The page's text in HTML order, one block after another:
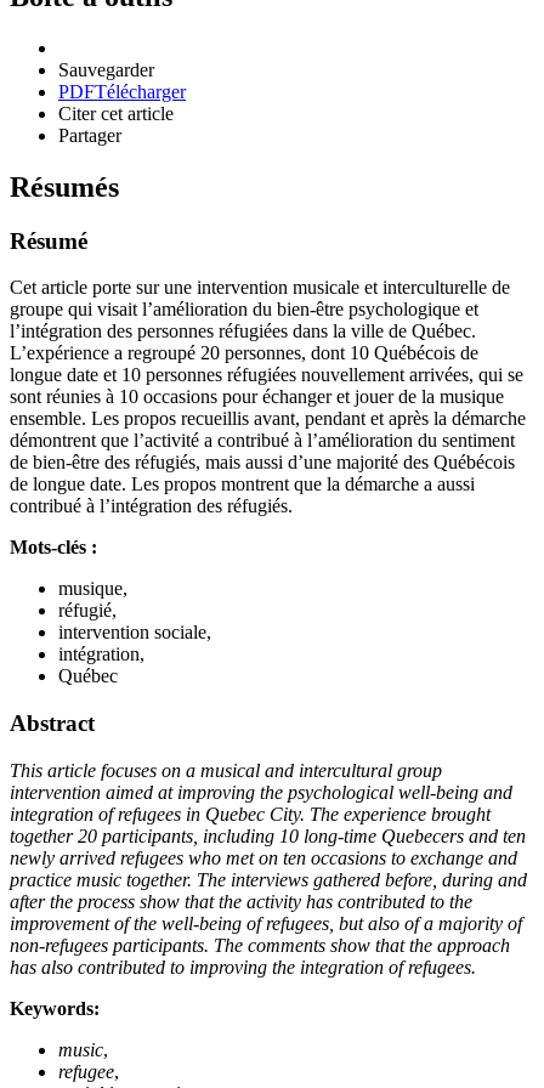
Sauvegarder
PDFTélécharger
Citer cet article
Partager
Résumés
Résumé
Cet article porte sur une intervention musicale et interculturelle de
groupe qui visait l’amélioration du bien-être psychologique et
l’intégration des personnes réfugiées dans la ville de Québec.
L’expérience a regroupé 20 personnes, dont 10 Québécois de
longue date et 10 personnes réfugiées nouvellement arrivées, qui se
sont réunies à 10 occasions pour échanger et jouer de la musique
ensemble. Les propos recueillis avant, pendant et après la démarche
démontrent que l’activité a contribué à l’amélioration du sentiment
de bien-être des réfugiés, mais aussi d’une majorité des Québécois
de longue date. Les propos montrent que la démarche a aussi
contribué à l’intégration des réfugiés.
Mots-clés :
musique,
réfugié,
intervention sociale,
intégration,
Québec
Abstract
This article focuses on a musical and intercultural group
intervention aimed at improving the psychological well-being and
integration of refugees in Quebec City. The experience brought
together 20 participants, including 10 long-time Quebecers and ten
newly arrived refugees who met on ten occasions to exchange and
practice music together. The interviews gathered before, during and
after the process show that the activity has contributed to the
improvement of the well-being of refugees, but also of a majority of
non-refugees participants. The comments show that the approach
has also contributed to improving the integration of refugees.
Keywords:
music,
refugee,